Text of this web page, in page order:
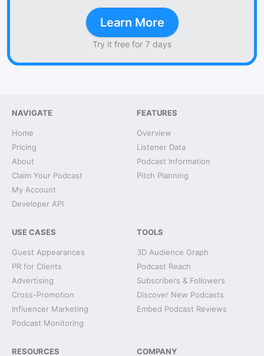
Learn More
Try it free for 7 days
NAVIGATE
Home
Pricing
About
Claim Your Podcast
My Account
Developer API
FEATURES
Overview
Listener Data
Podcast Information
Pitch Planning
USE CASES
Guest Appearances
PR for Clients
Advertising
Cross-Promotion
Influencer Marketing
Podcast Monitoring
TOOLS
3D Audience Graph
Podcast Reach
Subscribers & Followers
Discover New Podcasts
Embed Podcast Reviews
RESOURCES COMPANY